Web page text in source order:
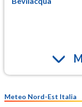
Meteo Nord-Est Italia